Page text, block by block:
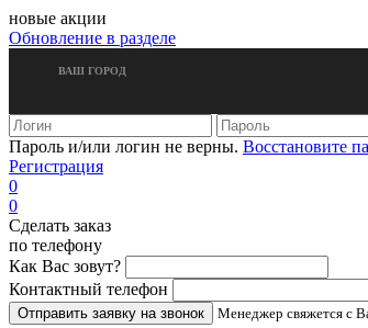
новые акции
Обновление в разделе
ВАШ ГОРОД
Пароль и/или логин не верны. Восстановите
Регистрация
0
0
Сделать заказ
по телефону
Как Вас зовут?
Контактный телефон
Менеджер свяжется с